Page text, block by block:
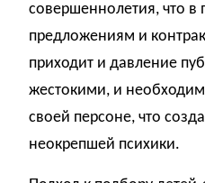
совершеннолетия, что в
предложениям и
приходит и давление
жестокими, и
своей персоне, что
неокрепшей психики.